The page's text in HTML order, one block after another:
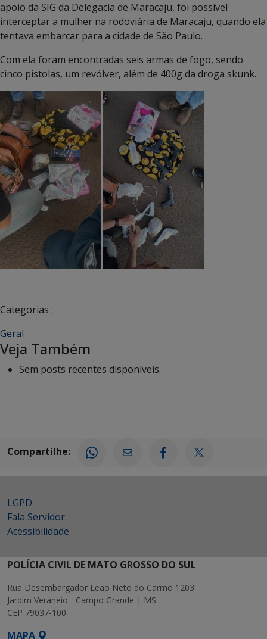
apoio da SIG da Delegacia de Maracaju, foi possível
interceptar a mulher na rodoviária de Maracaju, quando ela
tentava embarcar para a cidade de São Paulo.
Com ela foram encontradas seis armas de fogo, sendo
cinco pistolas, um revólver, além de 400g da droga skunk.
Categorias :
Geral
Veja Também
Sem posts recentes disponíveis.
Compartilhe:
LGPD
Fala Servidor
Acessibilidade
POLÍCIA CIVIL DE MATO GROSSO DO SUL
Rua Desembargador Leão Neto do Carmo 1203
Jardim Veraneio - Campo Grande | MS
CEP 79037-100
MAPA